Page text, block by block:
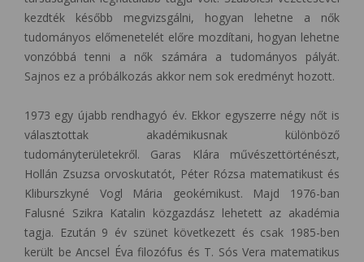
kezdték később megvizsgálni, hogyan lehetne a nők
tudományos előmenetelét előre mozdítani, hogyan lehetne
vonzóbbá tenni a nők számára a tudományos pályát.
Sajnos ez a próbálkozás akkor nem sok eredményt hozott.
1973 egy újabb rendhagyó év. Ekkor egyszerre négy nőt is
választottak akadémikusnak különböző
tudományterületekről. Garas Klára művészettörténészt,
Hollán Zsuzsa orvoskutatót, Péter Rózsa matematikust és
Kliburszkyné Vogl Mária geokémikust. Majd 1976-ban
Falusné Szikra Katalin közgazdász lehetett az akadémia
tagja. Ezután 9 év szünet következett és csak 1985-ben
került be Ancsel Éva filozófus és T. Sós Vera matematikus